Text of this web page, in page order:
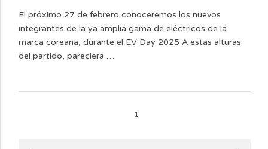
El próximo 27 de febrero conoceremos los nuevos
integrantes de la ya amplia gama de eléctricos de la
marca coreana, durante el EV Day 2025 A estas alturas
del partido, pareciera …
1